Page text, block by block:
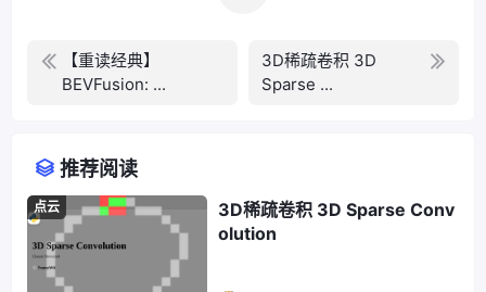
【重读经典】
BEVFusion: ...
3D稀疏卷积 3D
Sparse ...
推荐阅读
点云
3D稀疏卷积 3D Sparse Conv
olution